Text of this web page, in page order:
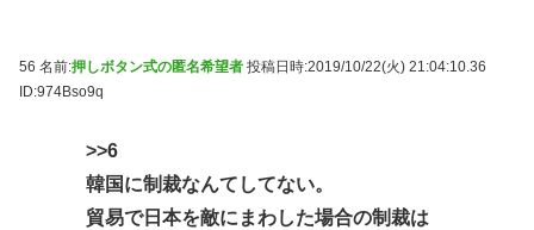
56 名前:押しボタン式の匿名希望者 投稿日時:2019/10/22(火) 21:04:10.36
ID:974Bso9q
>>6
韓国に制裁なんてしてない。
貿易で日本を敵にまわした場合の制裁は